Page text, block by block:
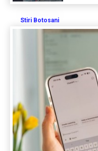
Stiri Botosani